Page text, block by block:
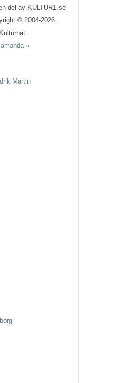
del av KULTUR1.se
© 2004-2026.
»
Martin